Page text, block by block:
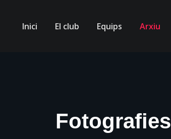
Inici El club Equips Arxiu
Fotografies